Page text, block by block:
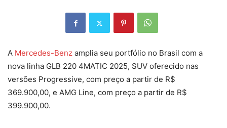
A Mercedes-Benz amplia seu portfólio no Brasil com a
nova linha GLB 220 4MATIC 2025, SUV oferecido nas
versões Progressive, com preço a partir de R$
369.900,00, e AMG Line, com preço a partir de R$
399.900,00.